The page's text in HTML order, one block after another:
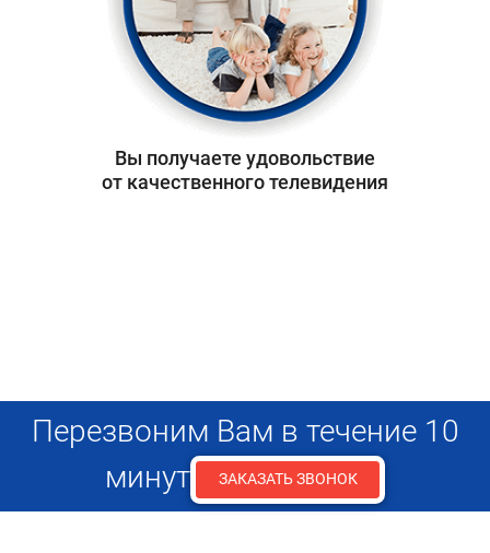
Вы получаете удовольствие
от качественного телевидения
Перезвоним Вам в течение 10
минут
ЗАКАЗАТЬ ЗВОНОК